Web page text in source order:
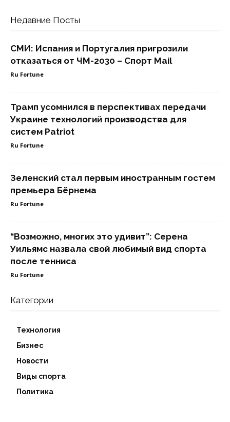
Недавние Посты
СМИ: Испания и Португалия пригрозили
отказаться от ЧМ-2030 – Спорт Mail
Ru Fortune
Трамп усомнился в перспективах передачи
Украине технологий производства для
систем Patriot
Ru Fortune
Зеленский стал первым иностранным гостем
премьера Бёрнема
Ru Fortune
“Возможно, многих это удивит”: Серена
Уильямс назвала свой любимый вид спорта
после тенниса
Ru Fortune
Категории
Технология
Бизнес
Новости
Виды спорта
Политика